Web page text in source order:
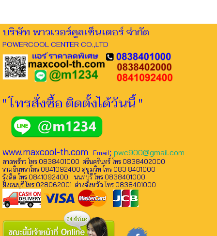
บริษัท พาวเวอร์คูลเซ็นเตอร์ จำกัด
POWERCOOL CENTER CO.,LTD
" โทรสั่งซื้อ ติดตั้งได้วันนี้ "
www.maxcool-th.com Email; pwc900@gmail.com
ลาดพร้าว โทร 0838401000 ศรีนครินทร์ โทร 0838402000
รามอินทราโทร 0841092400 สุขุมวิท โทร 083 8401000
รังสิต โทร 0841092400 นนทบุรี โทร 0838401000
ฝั่งธนบุรี โทร 028062001 ต่างจังหวัด โทร 0838401000